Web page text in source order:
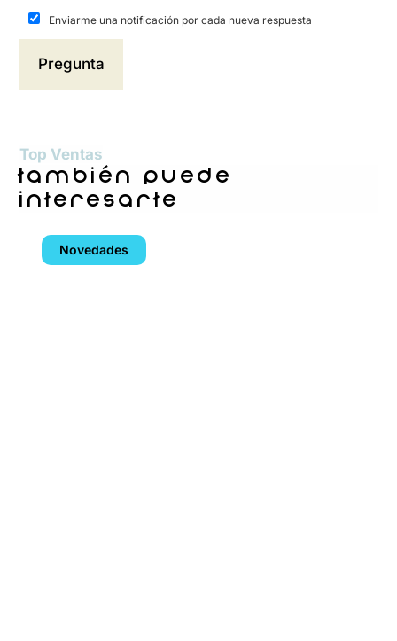
Enviarme una notificación por cada nueva respuesta
Top Ventas
también puede
interesarte
Novedades